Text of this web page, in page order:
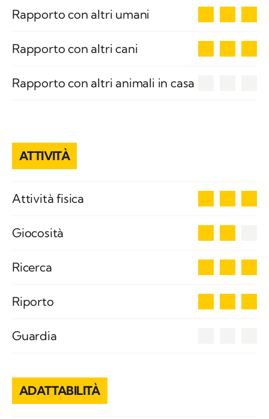
Rapporto con altri umani
Rapporto con altri cani
Rapporto con altri animali in casa
ATTIVITÀ
Attività fisica
Giocosità
Ricerca
Riporto
Guardia
ADATTABILITÀ